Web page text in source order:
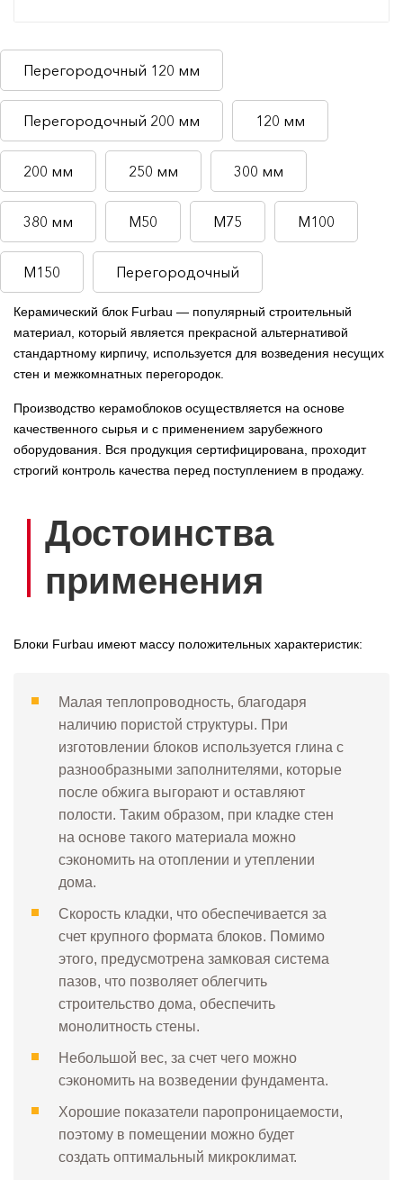
Перегородочный 120 мм
Перегородочный 200 мм 120 мм
200 мм 250 мм 300 мм
380 мм М50 М75 М100
М150 Перегородочный
Керамический блок Furbau — популярный строительный
материал, который является прекрасной альтернативой
стандартному кирпичу, используется для возведения несущих
стен и межкомнатных перегородок.
Производство керамоблоков осуществляется на основе
качественного сырья и с применением зарубежного
оборудования. Вся продукция сертифицирована, проходит
строгий контроль качества перед поступлением в продажу.
Достоинства
применения
Блоки Furbau имеют массу положительных характеристик:
Малая теплопроводность, благодаря
наличию пористой структуры. При
изготовлении блоков используется глина с
разнообразными заполнителями, которые
после обжига выгорают и оставляют
полости. Таким образом, при кладке стен
на основе такого материала можно
сэкономить на отоплении и утеплении
дома.
Скорость кладки, что обеспечивается за
счет крупного формата блоков. Помимо
этого, предусмотрена замковая система
пазов, что позволяет облегчить
строительство дома, обеспечить
монолитность стены.
Небольшой вес, за счет чего можно
сэкономить на возведении фундамента.
Хорошие показатели паропроницаемости,
поэтому в помещении можно будет
создать оптимальный микроклимат.